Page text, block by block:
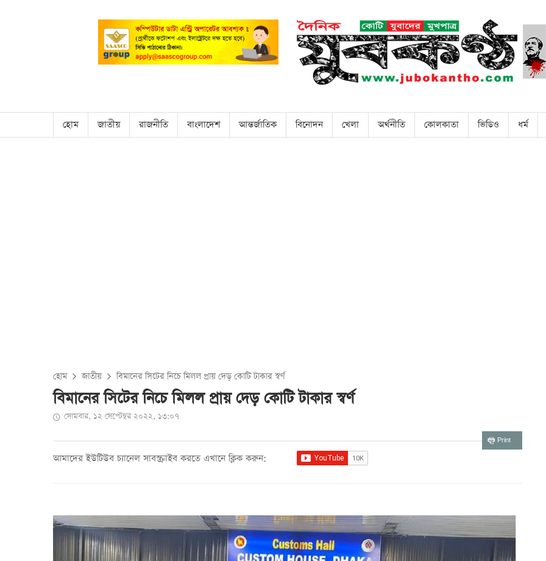
হোম জাতীয় রাজনীতি বাংলাদেশ আন্তর্জাতিক বিনোদন খেলা অর্থনীতি কোলকাতা ভিডিও ধর্ম
হোম জাতীয় বিমানের সিটের নিচে মিলল প্রায় দেড় কোটি টাকার স্বর্ণ
বিমানের সিটের নিচে মিলল প্রায় দেড় কোটি টাকার স্বর্ণ
সোমবার, ১২ সেপ্টেম্বর ২০২২, ১৩:০৭
Print
আমাদের ইউটিউব চ্যানেল সাবস্ক্রাইব করতে এখানে ক্লিক করুন: